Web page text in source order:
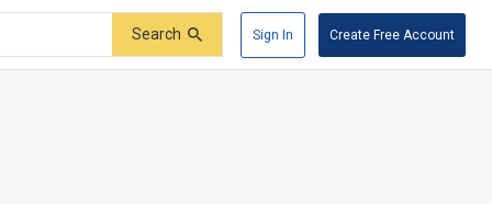
Search Sign In Create Free Account